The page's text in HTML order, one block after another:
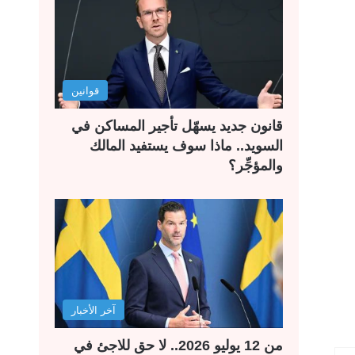
قوانين
قانون جديد يسهّل تأجير المساكن في
السويد.. ماذا سوف يستفيد المالك
والمؤجِّر؟
آخر الأخبار
من 12 يوليو 2026.. لا حق للاجئ في